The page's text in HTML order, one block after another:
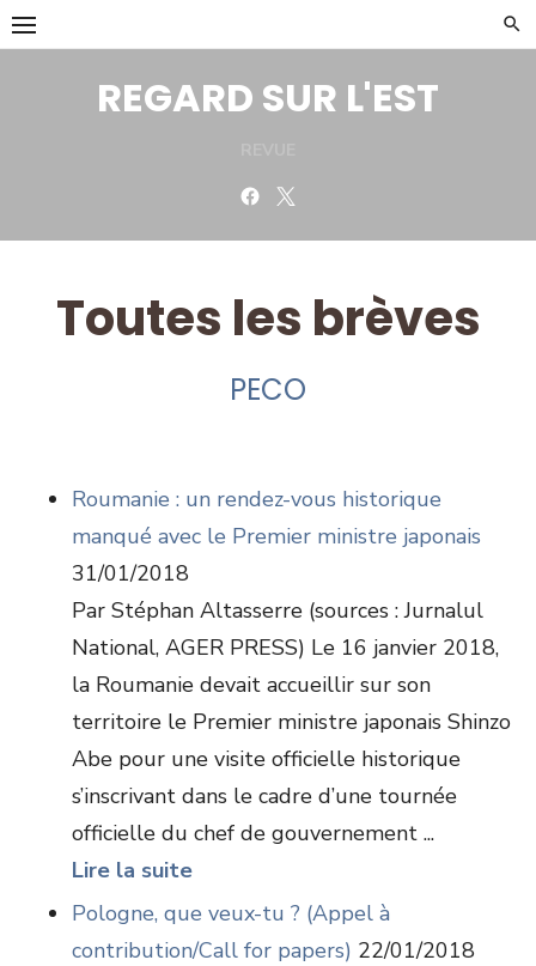
Skip
to
REGARD SUR L'EST
Facebook
Toutes les brèves
PECO
Roumanie : un rendez-vous historique
manqué avec le Premier ministre japonais
31/01/2018
Par Stéphan Altasserre (sources : Jurnalul
National, AGER PRESS) Le 16 janvier 2018,
la Roumanie devait accueillir sur son
territoire le Premier ministre japonais Shinzo
Abe pour une visite officielle historique
s’inscrivant dans le cadre d’une tournée
officielle du chef de gouvernement ...
Lire la suite
Pologne, que veux-tu ? (Appel à
contribution/Call for papers) 22/01/2018